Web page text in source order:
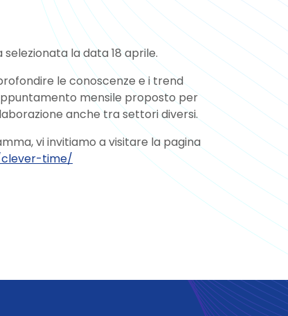
selezionata la data 18 aprile.
le conoscenze e i trend
mensile proposto per
anche tra settori diversi.
vi invitiamo a visitare la pagina
time/